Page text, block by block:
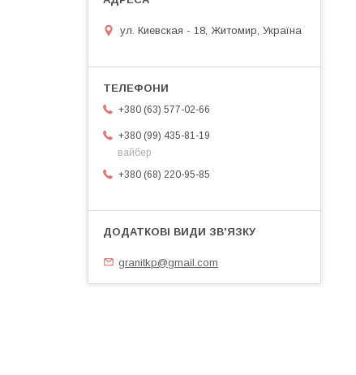
ул. Киевская - 18, Житомир, Україна
+380 (63) 577-02-66
+380 (99) 435-81-19
вайбер
+380 (68) 220-95-85
granitkp@gmail.com